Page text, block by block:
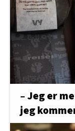
– Jeg er
jeg